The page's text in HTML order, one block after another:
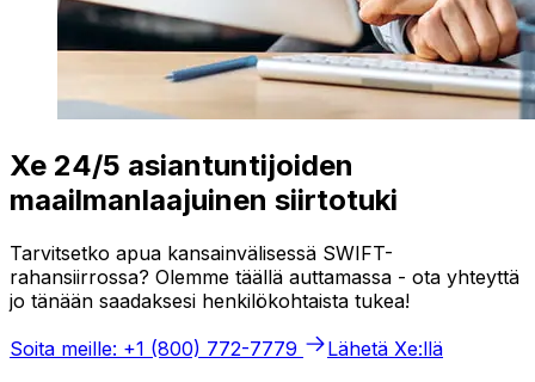
Xe 24/5 asiantuntijoiden
maailmanlaajuinen siirtotuki
Tarvitsetko apua kansainvälisessä SWIFT-
rahansiirrossa? Olemme täällä auttamassa - ota yhteyttä
jo tänään saadaksesi henkilökohtaista tukea!
Soita meille: +1 (800) 772-7779
Lähetä Xe:llä